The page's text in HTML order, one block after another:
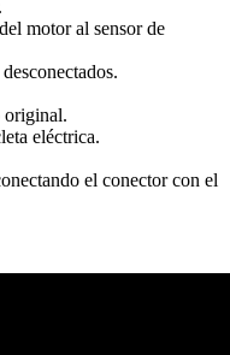
motor al sensor de
original.
eléctrica.
el conector con el